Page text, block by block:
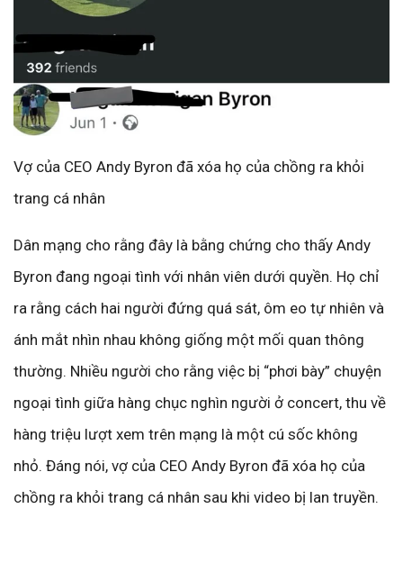
Vợ của CEO Andy Byron đã xóa họ của chồng ra khỏi
trang cá nhân
Dân mạng cho rằng đây là bằng chứng cho thấy Andy
Byron đang ngoại tình với nhân viên dưới quyền. Họ chỉ
ra rằng cách hai người đứng quá sát, ôm eo tự nhiên và
ánh mắt nhìn nhau không giống một mối quan thông
thường. Nhiều người cho rằng việc bị “phơi bày” chuyện
ngoại tình giữa hàng chục nghìn người ở concert, thu về
hàng triệu lượt xem trên mạng là một cú sốc không
nhỏ. Đáng nói, vợ của CEO Andy Byron đã xóa họ của
chồng ra khỏi trang cá nhân sau khi video bị lan truyền.